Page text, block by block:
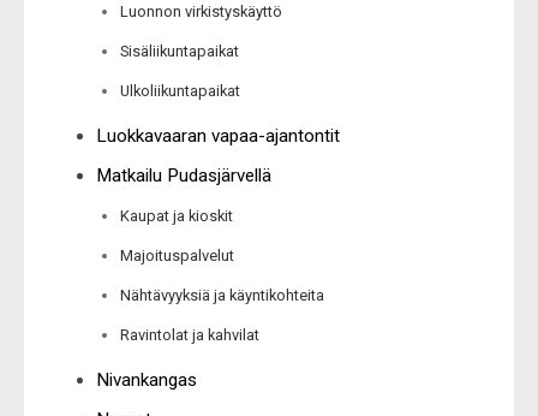
Luonnon virkistyskäyttö
Sisäliikuntapaikat
Ulkoliikuntapaikat
Luokkavaaran vapaa-ajantontit
Matkailu Pudasjärvellä
Kaupat ja kioskit
Majoituspalvelut
Nähtävyyksiä ja käyntikohteita
Ravintolat ja kahvilat
Nivankangas